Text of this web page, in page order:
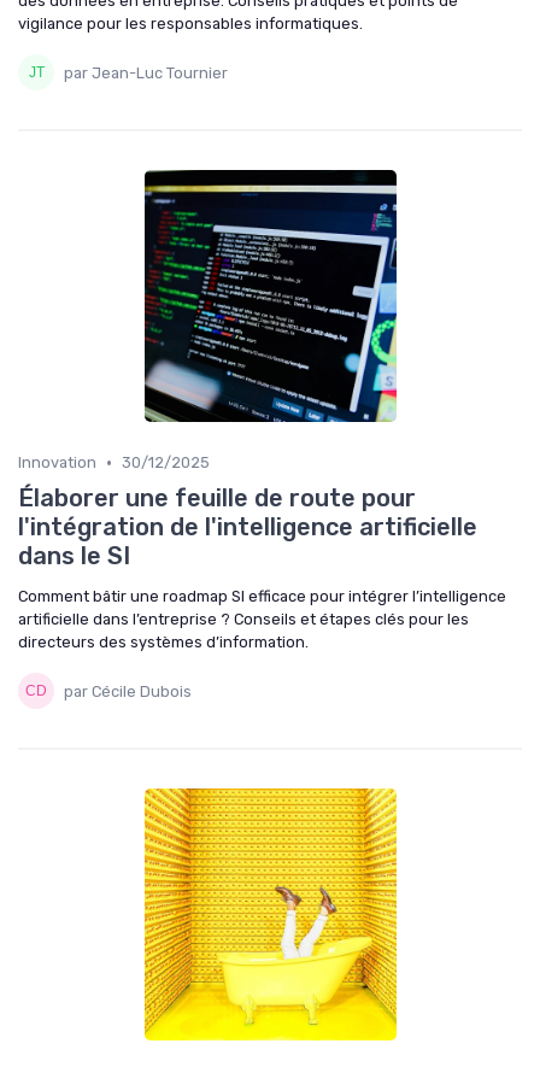
vigilance pour les responsables informatiques.
par Jean-Luc Tournier
Innovation • 30/12/2025
Élaborer une feuille de route pour
l'intégration de l'intelligence artificielle
dans le SI
Comment bâtir une roadmap SI efficace pour intégrer l’intelligence
artificielle dans l’entreprise ? Conseils et étapes clés pour les
directeurs des systèmes d’information.
par Cécile Dubois